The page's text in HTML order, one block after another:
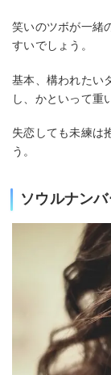
笑いのツボが一緒
すいでしょう。
基本、構われたい
し、かといって重
失恋しても未練は
う。
ソウルナン